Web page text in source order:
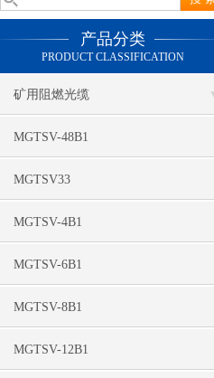
产品分类
PRODUCT CLASSIFICATION
矿用阻燃光缆
MGTSV-48B1
MGTSV33
MGTSV-4B1
MGTSV-6B1
MGTSV-8B1
MGTSV-12B1